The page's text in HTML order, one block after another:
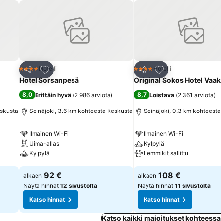
mainiosti rennompien tilaisuuksien pitämiseen. Seinäjoki on Etelä-
tapahtumia ovat Seinäjoen Tangomarkkinat, Provinssi ja
Powerparkista. Hotellimme läheisyydessä sijaitsee myös
että varaamalla hotellihuoneen suoraan hotellistamme, saat parhaan hinnan.
Jaa
Lisää suosikkeihin
4 Tähtiluokitus
Hotelli
Hotel Sorsanpesä
8,0 Erittäin hyvä (2 986 arviota)
Seinäjoki, 3.6 km kohteesta Keskusta
Ilmainen Wi-Fi
Uima-allas
Kylpylä
Katso hinnat
alkaen 92 €
Näytä hinnat 12 sivustolta
Katso hinnat
Jaa
Lisää suosikkeihin
4 Tähtiluokitus
Hotelli
Original Sokos Hotel
8,7 Loistava (2 361 arviota)
Seinäjoki, 0.3 km
Ilmainen Wi-Fi
Kylpylä
Lemmikit sallittu
Katso hinnat
alkaen 108 €
Näytä hinnat 11 sivustolta
Katso hinnat
Katso kaikki majoitukset